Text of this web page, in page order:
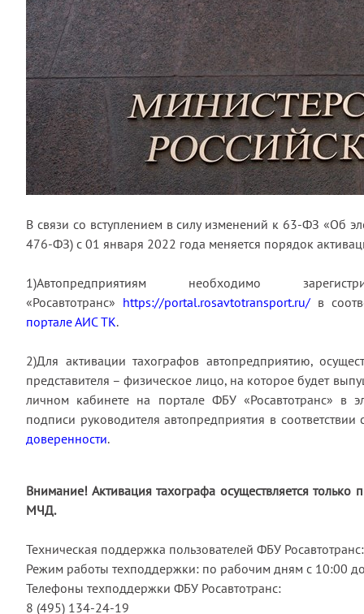
В связи со вступлением в силу изменений к 63-ФЗ «Об
476-ФЗ) с 01 января 2022 года меняется порядок
1)Автопредприятиям необходимо
«Росавтотранс» https://portal.rosavtotransport.ru/ в
портале АИС ТК.
2)Для активации тахографов автопредприятию,
представителя – физическое лицо, на которое будет
личном кабинете на портале ФБУ «Росавтотранс» в
подписи руководителя автопредприятия в
доверенности.
Внимание! Активация тахографа осуществляется
МЧД.
Техническая поддержка пользователей ФБУ Росавтотранс:
Режим работы техподдержки: по рабочим дням с 10:00
Телефоны техподдержки ФБУ Росавтотранс:
8 (495) 134-24-19